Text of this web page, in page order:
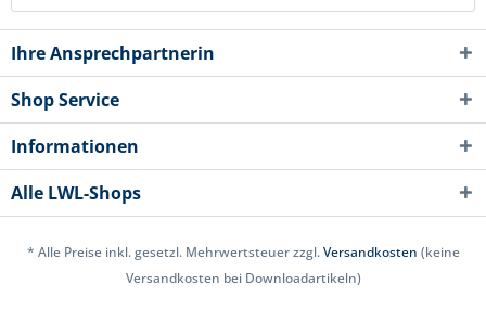
Ihre Ansprechpartnerin
Shop Service
Informationen
Alle LWL-Shops
* Alle Preise inkl. gesetzl. Mehrwertsteuer zzgl.Versandkosten (keine
Versandkosten bei Downloadartikeln)